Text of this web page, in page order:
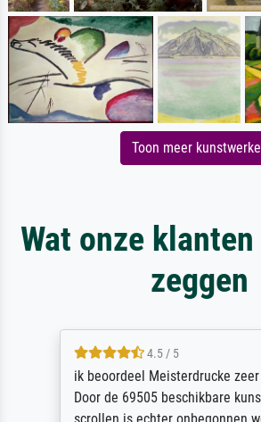
Toon meer
Wat onze
zeggen
4.5 / 5
ik beoordeel Meisterdrucke
Door de 69505 beschikbare